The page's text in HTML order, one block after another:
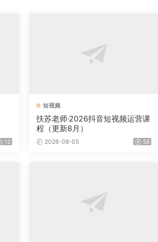
12
短视频
扶苏老师·2026抖音短视频运营课
程（更新8月）
2026-08-05 58